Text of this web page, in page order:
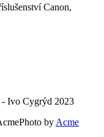
Canon,
Ivo Cygrýd 2023
by Acme